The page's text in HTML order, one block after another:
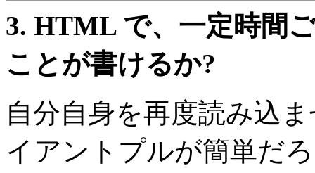
3. HTML で、一定時間
ことが書けるか?
自分自身を再度読み込
イアントプルが簡単だ